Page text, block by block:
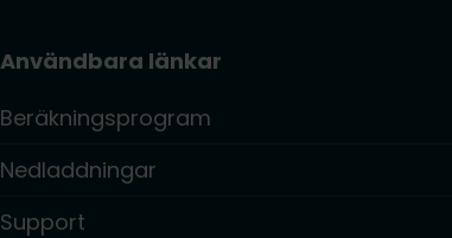
Användbara länkar
Beräkningsprogram
Nedladdningar
Support